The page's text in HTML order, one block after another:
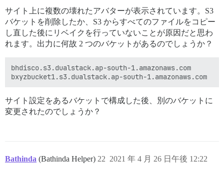
"//bxyzbucket1.s3.dualstack.ap-south-
"//bxyzbucket1.s3.dualstack.ap-south-
"//bhdisco.s3.dualstack.ap-south-1.amazonaws.com/
"//bxyzbucket1.s3.dualstack.ap-south-
"//bxyzbucket1.s3.dualstack.ap-south-
"//bxyzbucket1.s3.dualstack.ap-south-
"//bxyzbucket1.s3.dualstack.ap-south-
"//bxyzbucket1.s3.dualstack.ap-south-
サイト上に複数の壊れたアバターが表示されています。S3
バケットを削除したか、S3 からすべてのファイルをコピー
し直した後にリベイクを行っていないことが原因だと思わ
れます。出力に何故 2 つのバケットがあるのでしょうか？
bhdisco.s3.dualstack.ap-south-1.amazonaws.com
サイト設定をあるバケットで構成した後、別のバケットに
変更されたのでしょうか？
Bathinda (Bathinda Helper) 2021 年 4 月 26 日午後 12:22
22